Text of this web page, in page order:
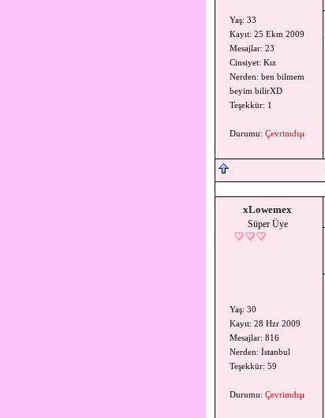
Yaş: 33
Kayıt: 25 Ekm 2009
Mesajlar: 23
Cinsiyet: Kız
Nerden: ben bilmem
beyim bilirXD
Teşekkür: 1
Durumu: Çevrimdışı
xLowemex
Süper Üye
Yaş: 30
Kayıt: 28 Hzr 2009
Mesajlar: 816
Nerden: İstanbul
Teşekkür: 59
Durumu: Çevrimdışı